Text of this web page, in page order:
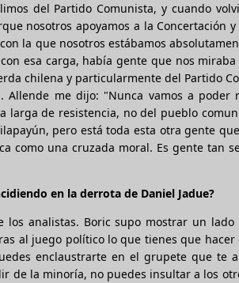
del Partido Comunista, y cuando
nosotros apoyamos a la Concertación y
la que nosotros estábamos
esa carga, había gente que nos
chilena y particularmente del Partido
Allende me dijo: "Nunca vamos a
larga de resistencia, no del pueblo
pero está toda esta otra gente
como una cruzada moral. Es gente tan
en la derrota de Daniel Jadue?
analistas. Boric supo mostrar un lado
al juego político lo que tienes que hacer
enclaustrarte en el grupete que te
de la minoría, no puedes insultar a los